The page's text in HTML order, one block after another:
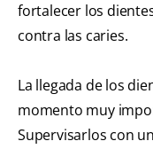
fortalecer los
contra las caries.
La llegada de los
momento muy
Supervisarlos con